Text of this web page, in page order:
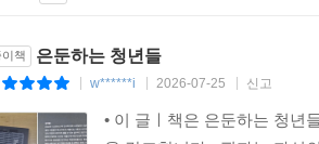
임을 놓친 미래를 보여주는 것이 바로
면서 빈곤에 허덕이거나, 부모의 사망 후에
전문가들은 한국이 일본의 전철을 밟고
이책 은둔하는 청년들
w******i 2026-07-25 신고
• 이 글ㅣ책은 은둔하는 청년